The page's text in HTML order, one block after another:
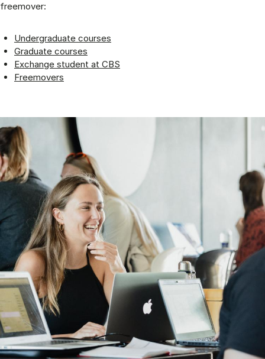
freemover:
Undergraduate courses
Graduate courses
Exchange student at CBS
Freemovers